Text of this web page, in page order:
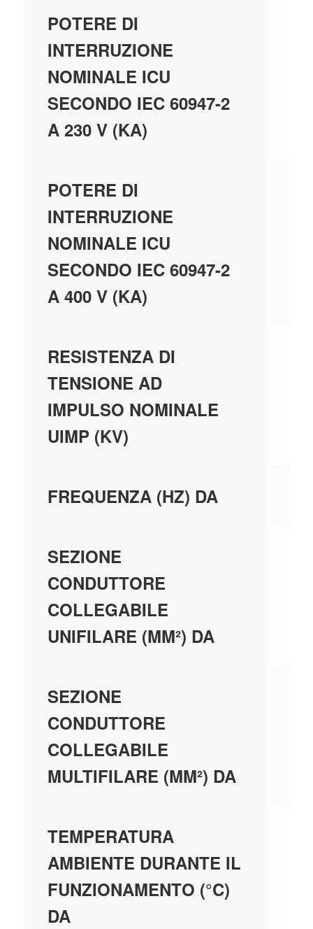
POTERE DI
INTERRUZIONE
NOMINALE ICU
SECONDO IEC 60947-2
A 230 V (KA)
POTERE DI
INTERRUZIONE
NOMINALE ICU
SECONDO IEC 60947-2
A 400 V (KA)
RESISTENZA DI
TENSIONE AD
IMPULSO NOMINALE
UIMP (KV)
FREQUENZA (HZ) DA
SEZIONE
CONDUTTORE
COLLEGABILE
UNIFILARE (MM²) DA
SEZIONE
CONDUTTORE
COLLEGABILE
MULTIFILARE (MM²) DA
TEMPERATURA
AMBIENTE DURANTE IL
FUNZIONAMENTO (°C)
DA